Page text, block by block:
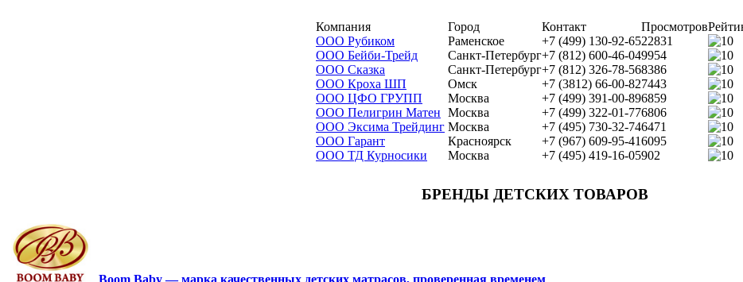
Компания Город Контакт Просмотров
ООО Рубиком
Раменское +7 (499) 130-92-6522831
ООО Бейби-Трейд
Санкт-Петербург+7 (812) 600-46-049954
ООО Сказка
Санкт-Петербург+7 (812) 326-78-568386
ООО Кроха ШП
Омск +7 (3812) 66-00-827443
ООО ЦФО ГРУПП
Москва +7 (499) 391-00-896859
ООО Пелигрин Матен Москва +7 (499) 322-01-776806
ООО Эксима Трейдинг Москва +7 (495) 730-32-746471
ООО Гарант
Красноярск +7 (967) 609-95-416095
ООО ТД Курносики
Москва +7 (495) 419-16-05902
БРЕНДЫ ДЕТСКИХ ТОВАРОВ